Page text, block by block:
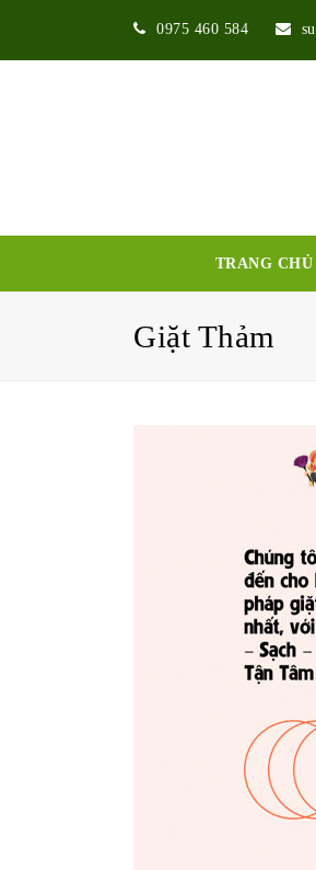
0975 460 584
TRANG CHỦ
Giặt Thảm